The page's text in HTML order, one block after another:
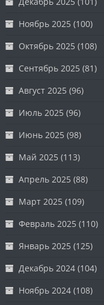
Ноябрь 2025 (100)
Октябрь 2025 (108)
Сентябрь 2025 (81)
Август 2025 (96)
Июль 2025 (96)
Июнь 2025 (98)
Май 2025 (113)
Апрель 2025 (88)
Март 2025 (109)
Февраль 2025 (110)
Январь 2025 (125)
Декабрь 2024 (104)
Ноябрь 2024 (108)